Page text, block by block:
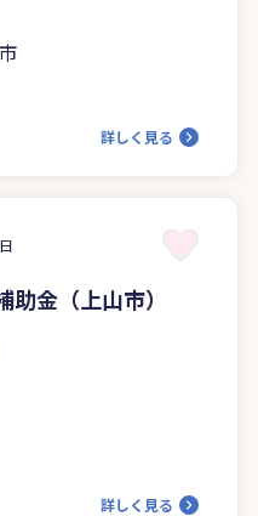
詳しく見る
金（上山市）
詳しく見る